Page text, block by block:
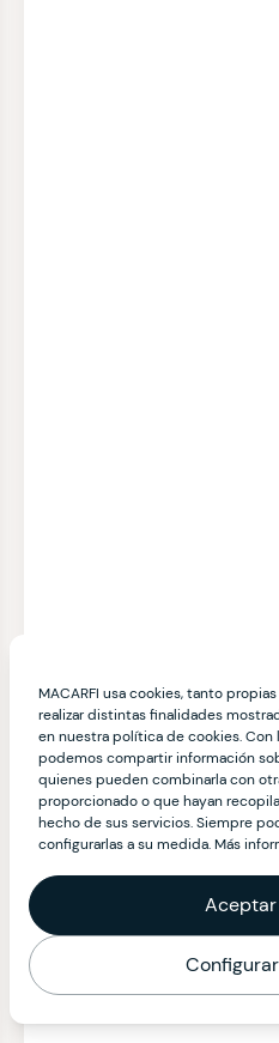
MACARFI usa cookies, tanto
realizar distintas finalidades
en nuestra política de cookies.
podemos compartir información
quienes pueden combinarla con
proporcionado o que hayan
hecho de sus servicios. Siempre
configurarlas a su medida. Más